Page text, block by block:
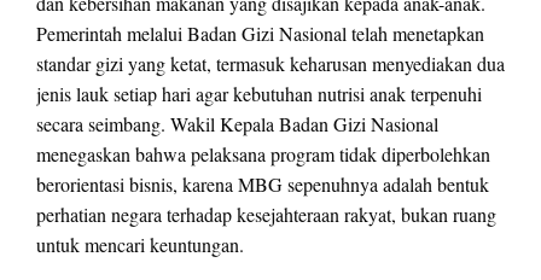
Pemerintah melalui Badan Gizi Nasional telah menetapkan
standar gizi yang ketat, termasuk keharusan menyediakan dua
jenis lauk setiap hari agar kebutuhan nutrisi anak terpenuhi
secara seimbang. Wakil Kepala Badan Gizi Nasional
menegaskan bahwa pelaksana program tidak diperbolehkan
berorientasi bisnis, karena MBG sepenuhnya adalah bentuk
perhatian negara terhadap kesejahteraan rakyat, bukan ruang
untuk mencari keuntungan.